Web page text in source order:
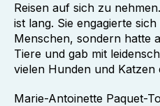
Reisen auf sich zu
ist lang. Sie engagierte
Menschen, sondern hatte
Tiere und gab mit
vielen Hunden und Katzen
Marie-Antoinette Paquet-